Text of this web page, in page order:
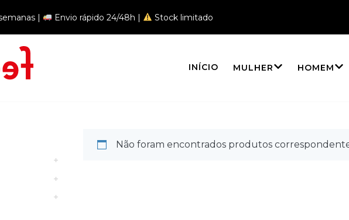
| Envio rápido 24/48h | Stock limitado
INÍCIO MULHER HOMEM
Não foram encontrados produtos